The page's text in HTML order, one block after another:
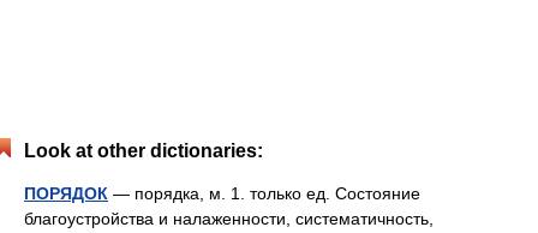
Look at other dictionaries:
ПОРЯДОК — порядка, м. 1. только ед. Состояние
благоустройства и налаженности, систематичность,